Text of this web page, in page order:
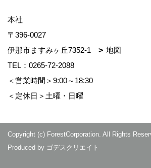
本社
〒396-0027
伊那市ますみヶ丘7352-1
地図
TEL： 0265-72-2088
＜営業時間＞9:00～18:30
＜定休日＞土曜・日曜
Copyright (c) ForestCorporation. All Rights
Produced by ゴデスクリエイト